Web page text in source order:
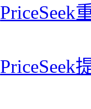
PriceSeek
PriceSeek